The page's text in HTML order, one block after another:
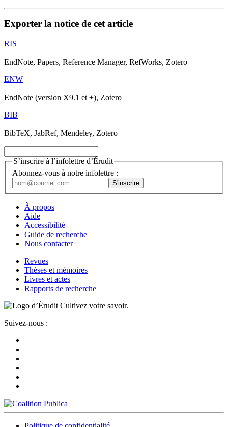
Exporter la notice de cet article
RIS
EndNote, Papers, Reference Manager, RefWorks, Zotero
ENW
EndNote (version X9.1 et +), Zotero
BIB
BibTeX, JabRef, Mendeley, Zotero
S’inscrire à l’infolettre d’Érudit
Abonnez-vous à notre infolettre :
À propos
Aide
Accessibilité
Guide de recherche
Nous contacter
Revues
Thèses et mémoires
Livres et actes
Rapports de recherche
Cultivez votre savoir.
Suivez-nous :